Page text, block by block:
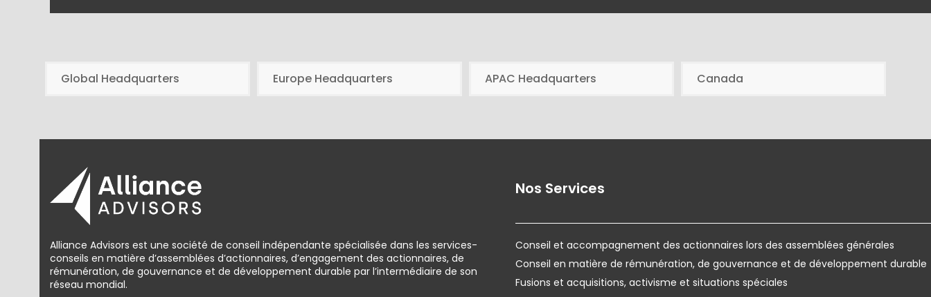
Global Headquarters Europe Headquarters APAC Headquarters Canada
Alliance Advisors est une société de conseil indépendante spécialisée dans les services-
conseils en matière d’assemblées d’actionnaires, d’engagement des actionnaires, de
rémunération, de gouvernance et de développement durable par l’intermédiaire de son
réseau mondial.
Nos Services
Conseil et accompagnement des actionnaires lors des assemblées générales
Conseil en matière de rémunération, de gouvernance et de développement durable
Fusions et acquisitions, activisme et situations spéciales